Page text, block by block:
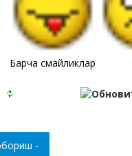
Барча смайликлар